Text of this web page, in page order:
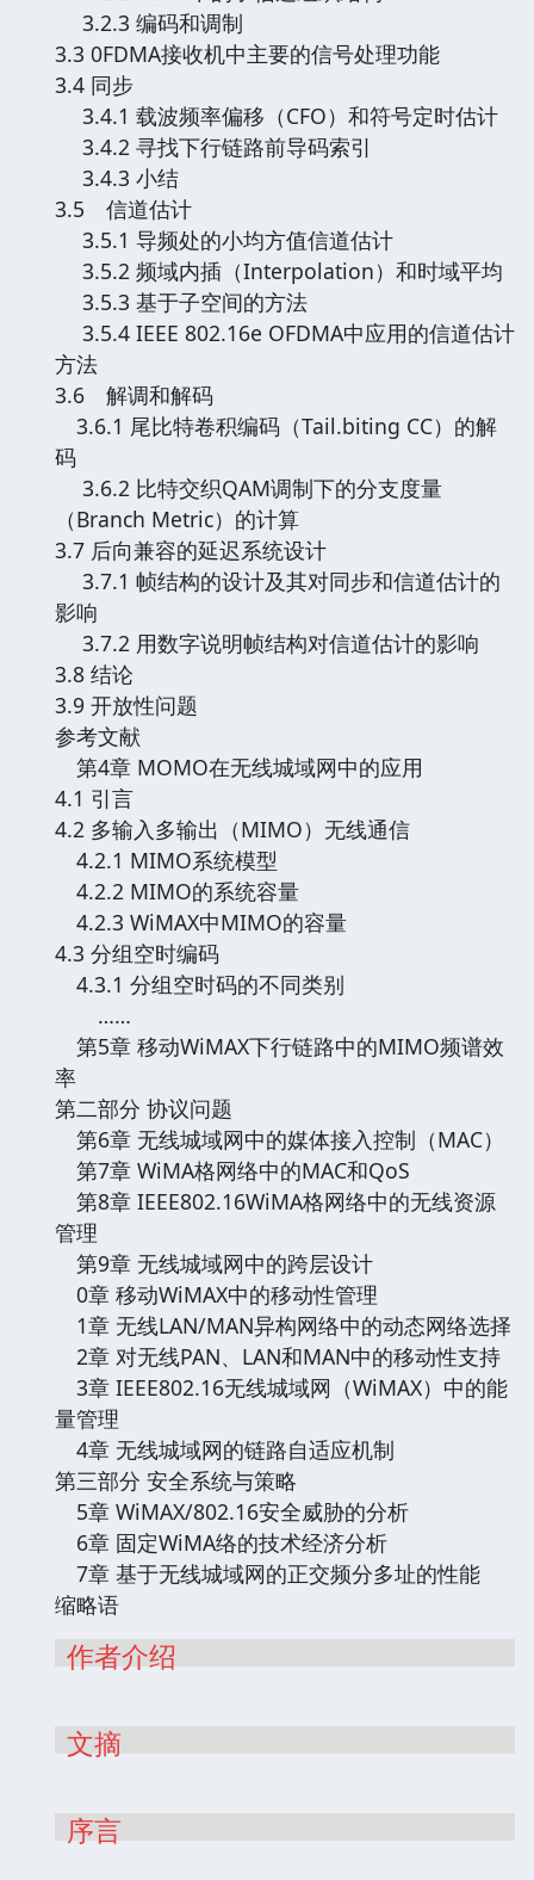
3.2.3 编码和调制
3.3 0FDMA接收机中主要的信号处理功能
3.4 同步
3.4.1 载波频率偏移（CFO）和符号定时估计
3.4.2 寻找下行链路前导码索引
3.4.3 小结
3.5 信道估计
3.5.1 导频处的小均方值信道估计
3.5.2 频域内插（Interpolation）和时域平均
3.5.3 基于子空间的方法
3.5.4 IEEE 802.16e OFDMA中应用的信道估计
方法
3.6 解调和解码
3.6.1 尾比特卷积编码（Tail.biting CC）的解
码
3.6.2 比特交织QAM调制下的分支度量
（Branch Metric）的计算
3.7 后向兼容的延迟系统设计
3.7.1 帧结构的设计及其对同步和信道估计的
影响
3.7.2 用数字说明帧结构对信道估计的影响
3.8 结论
3.9 开放性问题
参考文献
第4章 MOMO在无线城域网中的应用
4.1 引言
4.2 多输入多输出（MIMO）无线通信
4.2.1 MIMO系统模型
4.2.2 MIMO的系统容量
4.2.3 WiMAX中MIMO的容量
4.3 分组空时编码
4.3.1 分组空时码的不同类别
……
第5章 移动WiMAX下行链路中的MIMO频谱效
率
第二部分 协议问题
第6章 无线城域网中的媒体接入控制（MAC）
第7章 WiMA格网络中的MAC和QoS
第8章 IEEE802.16WiMA格网络中的无线资源
管理
第9章 无线城域网中的跨层设计
0章 移动WiMAX中的移动性管理
1章 无线LAN/MAN异构网络中的动态网络选择
2章 对无线PAN、LAN和MAN中的移动性支持
3章 IEEE802.16无线城域网（WiMAX）中的能
量管理
4章 无线城域网的链路自适应机制
第三部分 安全系统与策略
5章 WiMAX/802.16安全威胁的分析
6章 固定WiMA络的技术经济分析
7章 基于无线城域网的正交频分多址的性能
缩略语
作者介绍
文摘
序言